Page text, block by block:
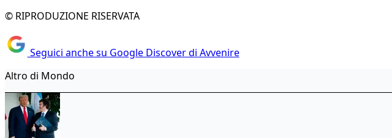
© RIPRODUZIONE RISERVATA
Seguici anche su Google Discover di Avvenire
Altro di Mondo